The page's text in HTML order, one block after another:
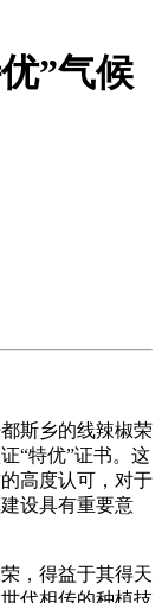
”气候
斯乡的线辣椒荣
“特优”证书。这
高度认可，对于
设具有重要意
，得益于其得天
代相传的种植技